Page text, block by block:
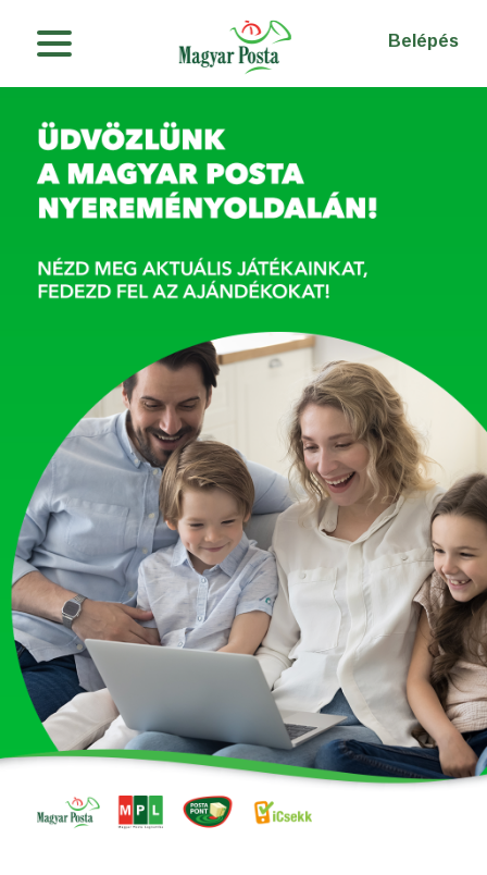
Belépés
Nincs regisztrációm
Regisztráció
Nyereményjátékok
GY.I.K.